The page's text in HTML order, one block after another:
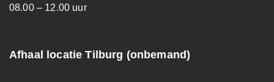
08.00 – 12.00 uur
Afhaal locatie Tilburg (onbemand)